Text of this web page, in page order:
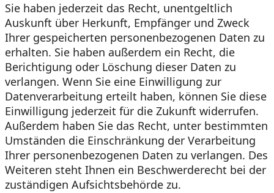
Sie haben jederzeit das Recht, unentgeltlich
Auskunft über Herkunft, Empfänger und Zweck
Ihrer gespeicherten personenbezogenen Daten zu
erhalten. Sie haben außerdem ein Recht, die
Berichtigung oder Löschung dieser Daten zu
verlangen. Wenn Sie eine Einwilligung zur
Datenverarbeitung erteilt haben, können Sie diese
Einwilligung jederzeit für die Zukunft widerrufen.
Außerdem haben Sie das Recht, unter bestimmten
Umständen die Einschränkung der Verarbeitung
Ihrer personenbezogenen Daten zu verlangen. Des
Weiteren steht Ihnen ein Beschwerderecht bei der
zuständigen Aufsichtsbehörde zu.